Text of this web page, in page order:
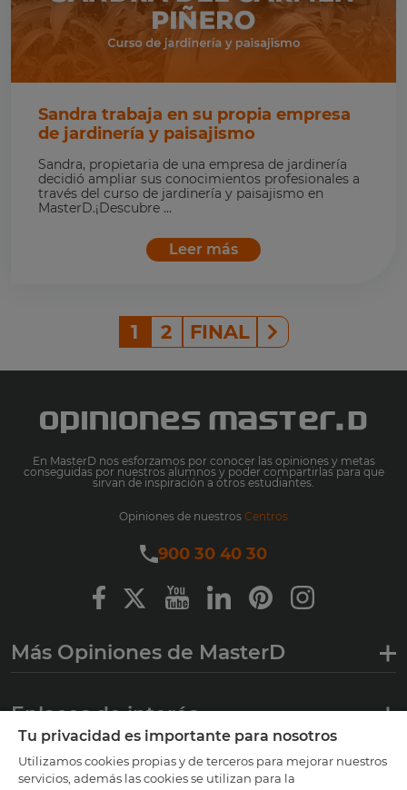
Sandra trabaja en su propia empresa
de jardinería y paisajismo
Sandra, propietaria de una empresa de jardinería
decidió ampliar sus conocimientos profesionales a
través del curso de jardinería y paisajismo en
MasterD.¡Descubre ...
Leer más
1 2 FINAL
En MasterD nos esforzamos por conocer las opiniones y metas
conseguidas por nuestros alumnos y poder compartirlas para que
sirvan de inspiración a otros estudiantes.
Opiniones de nuestros Centros
900 30 40 30
Más Opiniones de MasterD
Enlaces de interés
Certificaciones
Tu privacidad es importante para nosotros
Utilizamos cookies propias y de terceros para mejorar nuestros
servicios, además las cookies se utilizan para la